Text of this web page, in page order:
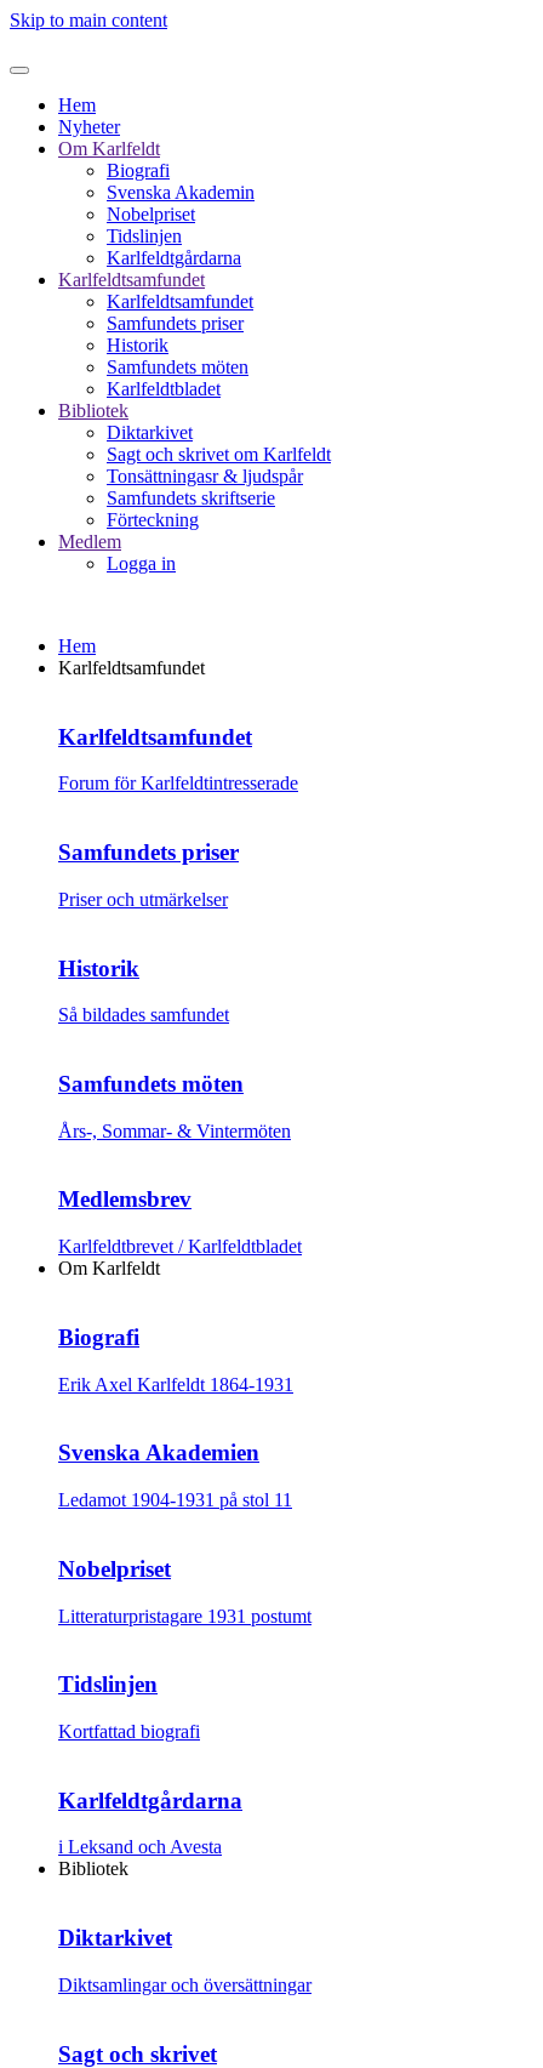
Skip to main content
Hem
Nyheter
Om Karlfeldt
Biografi
Svenska Akademin
Nobelpriset
Tidslinjen
Karlfeldtgårdarna
Karlfeldtsamfundet
Karlfeldtsamfundet
Samfundets priser
Historik
Samfundets möten
Karlfeldtbladet
Bibliotek
Diktarkivet
Sagt och skrivet om Karlfeldt
Tonsättningasr & ljudspår
Samfundets skriftserie
Förteckning
Medlem
Logga in
Hem
Karlfeldtsamfundet
Karlfeldtsamfundet
Forum för Karlfeldtintresserade
Samfundets priser
Priser och utmärkelser
Historik
Så bildades samfundet
Samfundets möten
Års-, Sommar- & Vintermöten
Medlemsbrev
Karlfeldtbrevet / Karlfeldtbladet
Om Karlfeldt
Biografi
Erik Axel Karlfeldt 1864-1931
Svenska Akademien
Ledamot 1904-1931 på stol 11
Nobelpriset
Litteraturpristagare 1931 postumt
Tidslinjen
Kortfattad biografi
Karlfeldtgårdarna
i Leksand och Avesta
Bibliotek
Diktarkivet
Diktsamlingar och översättningar
Sagt och skrivet